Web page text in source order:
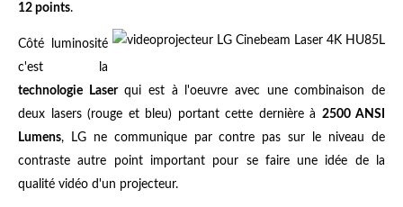
12 points.
Côté luminosité
c'est la
technologie Laserqui est à l'oeuvre avec une combinaison de
deux lasers (rouge et bleu) portant cette dernière à 2500 ANSI
Lumens, LG ne communique par contre pas sur le niveau de
contraste autre point important pour se faire une idée de la
qualité vidéo d'un projecteur.